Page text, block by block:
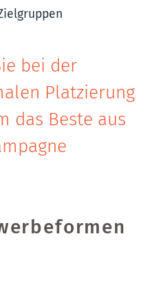
bei der
Platzierung
das Beste aus